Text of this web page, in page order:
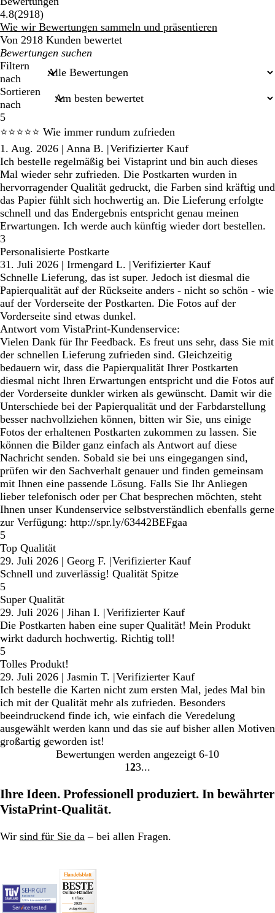
4.8(29182918
Bewertungen
)
Wie wir Bewertungen sammeln und präsentieren
Von 2918 Kunden bewertet
Meine
Sucheingaben
Filtern
nach
Sortieren
nach
5
⭐⭐⭐⭐⭐ Wie immer rundum zufrieden
1. Aug. 2026 | Anna B. |Verifizierter Kauf
Ich bestelle regelmäßig bei Vistaprint und bin auch dieses
Mal wieder sehr zufrieden. Die Postkarten wurden in
hervorragender Qualität gedruckt, die Farben sind kräftig und
das Papier fühlt sich hochwertig an. Die Lieferung erfolgte
schnell und das Endergebnis entspricht genau meinen
Erwartungen. Ich werde auch künftig wieder dort bestellen.
3
Personalisierte Postkarte
31. Juli 2026 | Irmengard L. |Verifizierter Kauf
Schnelle Lieferung, das ist super. Jedoch ist diesmal die
Papierqualität auf der Rückseite anders - nicht so schön - wie
auf der Vorderseite der Postkarten. Die Fotos auf der
Vorderseite sind etwas dunkel.
Antwort vom VistaPrint-Kundenservice:
Vielen Dank für Ihr Feedback. Es freut uns sehr, dass Sie mit
der schnellen Lieferung zufrieden sind. Gleichzeitig
bedauern wir, dass die Papierqualität Ihrer Postkarten
diesmal nicht Ihren Erwartungen entspricht und die Fotos auf
der Vorderseite dunkler wirken als gewünscht. Damit wir die
Unterschiede bei der Papierqualität und der Farbdarstellung
besser nachvollziehen können, bitten wir Sie, uns einige
Fotos der erhaltenen Postkarten zukommen zu lassen. Sie
können die Bilder ganz einfach als Antwort auf diese
Nachricht senden. Sobald sie bei uns eingegangen sind,
prüfen wir den Sachverhalt genauer und finden gemeinsam
mit Ihnen eine passende Lösung. Falls Sie Ihr Anliegen
lieber telefonisch oder per Chat besprechen möchten, steht
Ihnen unser Kundenservice selbstverständlich ebenfalls gerne
zur Verfügung: http://spr.ly/63442BEFgaa
5
Top Qualität
29. Juli 2026 | Georg F. |Verifizierter Kauf
Schnell und zuverlässig! Qualität Spitze
5
Super Qualität
29. Juli 2026 | Jihan I. |Verifizierter Kauf
Die Postkarten haben eine super Qualität! Mein Produkt
wirkt dadurch hochwertig. Richtig toll!
5
Tolles Produkt!
29. Juli 2026 | Jasmin T. |Verifizierter Kauf
Ich bestelle die Karten nicht zum ersten Mal, jedes Mal bin
ich mit der Qualität mehr als zufrieden. Besonders
beeindruckend finde ich, wie einfach die Veredelung
ausgewählt werden kann und das sie auf bisher allen Motiven
großartig geworden ist!
Bewertungen werden angezeigt 6-10
Gehe
Seite
1 Gehe
Seite
2Gehe
Seite
3
Ihre Ideen. Professionell produziert. In bewährter
VistaPrint-Qualität.
Wir sind für Sie da – bei allen Fragen.